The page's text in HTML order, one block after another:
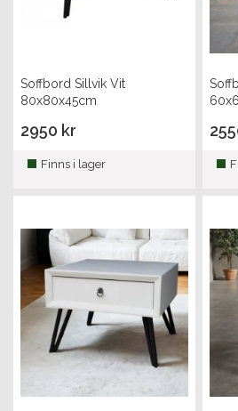
Soffbord Sillvik Vit
80x80x45cm
2950 kr
Finns i lager